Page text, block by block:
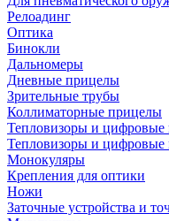
Релоадинг
Оптика
Бинокли
Дальномеры
Дневные прицелы
Зрительные трубы
Коллиматорные прицелы
Тепловизоры и
Тепловизоры и цифровые
Монокуляры
Крепления для оптики
Ножи
Заточные устройства и